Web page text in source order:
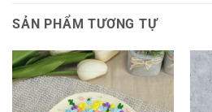
SẢN PHẨM TƯƠNG TỰ